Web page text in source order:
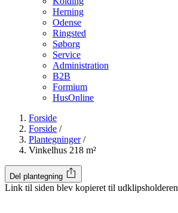
Herning
Odense
Ringsted
Søborg
Service
Administration
B2B
Formium
HusOnline
Forside
Forside /
Plantegninger /
Vinkelhus 218 m²
Del plantegning
Link til siden blev kopieret til udklipsholderen